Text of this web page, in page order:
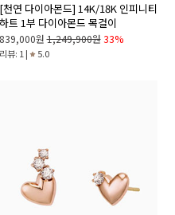
[천연 다이아몬드] 14K/18K 인피니티
하트 1부 다이아몬드 목걸이
839,000원 1,249,900원 33%
리뷰: 1 | 5.0